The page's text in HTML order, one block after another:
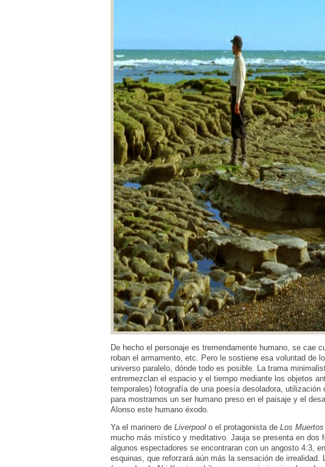
De hecho el personaje es tremendamente humano, se cae
roban el armamento, etc. Pero le sostiene esa voluntad de
universo paralelo, dónde todo es posible. La trama
entremezclan el espacio y el tiempo mediante los objetos
temporales) fotografía de una poesía desoladora, utilización
para mostrarnos un ser humano preso en el paisaje y el
Alonso este humano éxodo.
Ya el marinero de Liverpool o el protagonista de Los Muertos
mucho más místico y meditativo. Jauja se presenta en dos
algunos espectadores se encontraran con un angosto 4:3,
esquinas, que reforzará aún más la sensación de